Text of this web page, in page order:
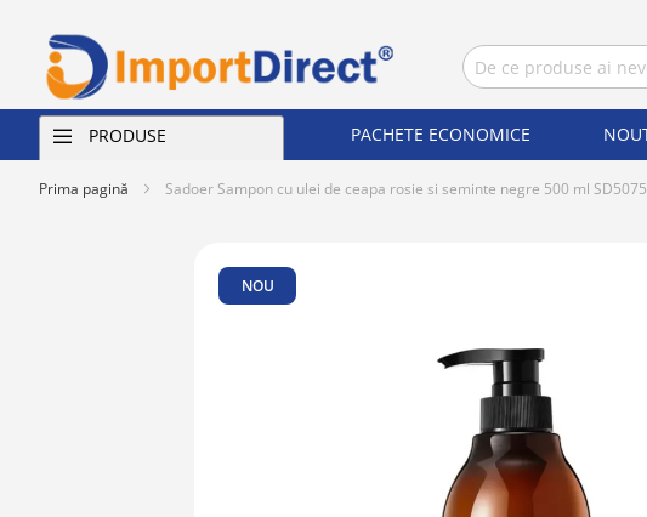
PRODUSE PACHETE ECONOMICE
Prima pagină Sadoer Sampon cu ulei de ceapa rosie si seminte negre 500 ml
the
NOU